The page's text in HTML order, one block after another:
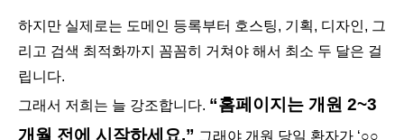
하지만 실제로는 도메인 등록부터 호스팅, 기획, 디자인, 그
리고 검색 최적화까지 꼼꼼히 거쳐야 해서 최소 두 달은 걸
립니다.
그래서 저희는 늘 강조합니다. “홈페이지는 개원 2~3
개월 전에 시작하세요.” 그래야 개원 당일 환자가 ‘○○